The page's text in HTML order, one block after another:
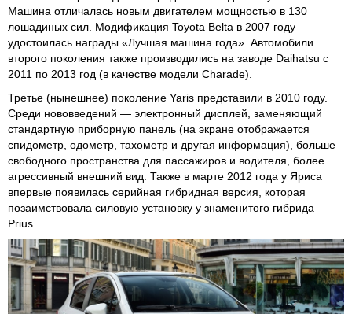
Машина отличалась новым двигателем мощностью в 130
лошадиных сил. Модификация Toyota Belta в 2007 году
удостоилась награды «Лучшая машина года». Автомобили
второго поколения также производились на заводе Daihatsu с
2011 по 2013 год (в качестве модели Charade).
Третье (нынешнее) поколение Yaris представили в 2010 году.
Среди нововведений — электронный дисплей, заменяющий
стандартную приборную панель (на экране отображается
спидометр, одометр, тахометр и другая информация), больше
свободного пространства для пассажиров и водителя, более
агрессивный внешний вид. Также в марте 2012 года у Яриса
впервые появилась серийная гибридная версия, которая
позаимствовала силовую установку у знаменитого гибрида
Prius.